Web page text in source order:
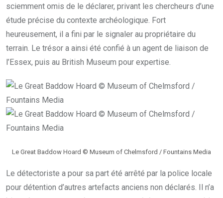
sciemment omis de le déclarer, privant les chercheurs d’une
étude précise du contexte archéologique. Fort
heureusement, il a fini par le signaler au propriétaire du
terrain. Le trésor a ainsi été confié à un agent de liaison de
l’Essex, puis au British Museum pour expertise.
Le Great Baddow Hoard © Museum of Chelmsford / Fountains Media
Le détectoriste a pour sa part été arrêté par la police locale
pour détention d’autres artefacts anciens non déclarés. Il n’a